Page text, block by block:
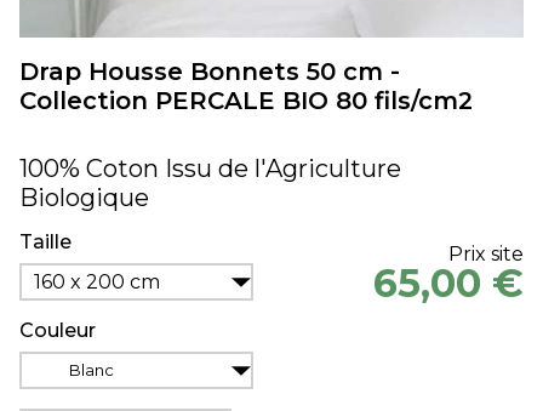
Drap Housse Bonnets 50 cm -
Collection PERCALE BIO 80 fils/cm2
100% Coton Issu de l'Agriculture
Biologique
Taille
160 x 200 cm
Couleur
Blanc
Prix site
65,00 €